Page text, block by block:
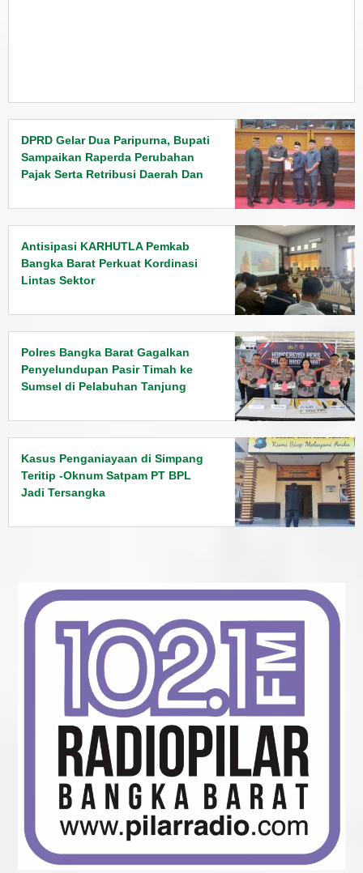
DPRD Gelar Dua Paripurna, Bupati
Sampaikan Raperda Perubahan
Pajak Serta Retribusi Daerah Dan
PPAS Tahun 2026
Antisipasi KARHUTLA Pemkab
Bangka Barat Perkuat Kordinasi
Lintas Sektor
Polres Bangka Barat Gagalkan
Penyelundupan Pasir Timah ke
Sumsel di Pelabuhan Tanjung
Kasus Penganiayaan di Simpang
Teritip -Oknum Satpam PT BPL
Jadi Tersangka